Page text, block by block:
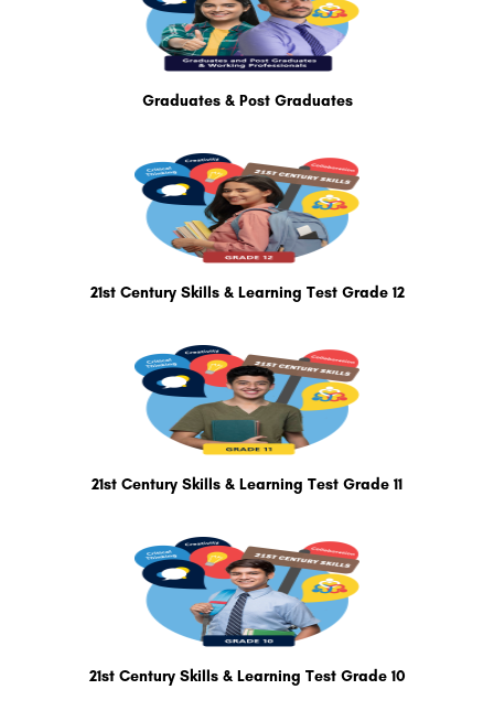
Graduates & Post Graduates
21st Century Skills & Learning Test Grade 12
21st Century Skills & Learning Test Grade 11
21st Century Skills & Learning Test Grade 10